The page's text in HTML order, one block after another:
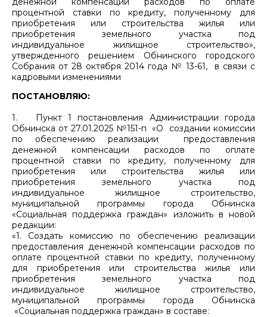
процентной ставки по кредиту, полученному для
приобретения или строительства жилья или
приобретения земельного участка под
индивидуальное жилищное строительство»,
утвержденного решением Обнинского городского
Собрания от 28 октября 2014 года № 13-61, в связи с
кадровыми изменениями
ПОСТАНОВЛЯЮ:
1. Пункт 1 постановления Администрации города
Обнинска от 27.01.2025 №151-п «О создании комиссии
по обеспечению реализации предоставления
денежной компенсации расходов по оплате
процентной ставки по кредиту, полученному для
приобретения или строительства жилья или
приобретения земельного участка под
индивидуальное жилищное строительство,
муниципальной программы города Обнинска
«Социальная поддержка граждан» изложить в новой
редакции:
«1. Создать комиссию по обеспечению реализации
предоставления денежной компенсации расходов по
оплате процентной ставки по кредиту, полученному
для приобретения или строительства жилья или
приобретения земельного участка под
индивидуальное жилищное строительство,
муниципальной программы города Обнинска
«Социальная поддержка граждан» в составе: